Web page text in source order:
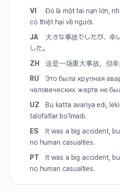
VI
Đó là một tai nạn lớn,
có thiệt hại về người.
JA
大きな事故でしたが、幸
した。
ZH
这是一场重大事故，但幸
RU
Это была крупная
человеческих жертв не
UZ
Bu katta avariya edi,
talofatlar bo'lmadi.
ES
It was a big accident,
no human casualties.
PT
It was a big accident,
no human casualties.